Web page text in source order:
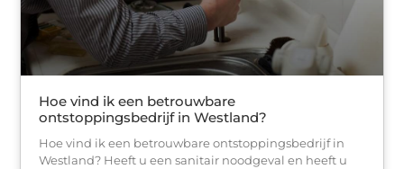
Hoe vind ik een betrouwbare
ontstoppingsbedrijf in Westland?
Hoe vind ik een betrouwbare ontstoppingsbedrijf in
Westland? Heeft u een sanitair noodgeval en heeft u